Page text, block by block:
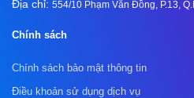
Địa chỉ: 554/10 Phạm Văn Đồng, P.13,
Chính sách
Chính sách bảo mật thông tin
Điều khoản sử dụng dịch vụ